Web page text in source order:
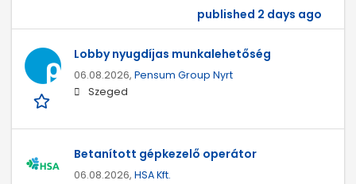
published 2 days ago
Lobby nyugdíjas munkalehetőség
06.08.2026, Pensum Group Nyrt
Szeged
Betanított gépkezelő operátor
06.08.2026, HSA Kft.